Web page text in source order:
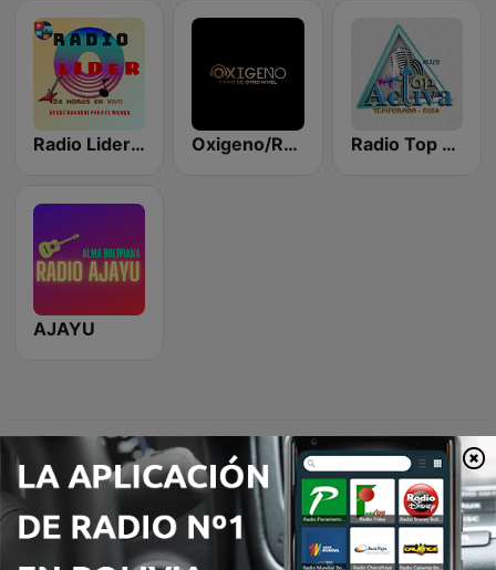
Radio Lider de Huanuni Oxigeno/Radio Radio Top Activa
AJAYU
Emisoras de radio online que nos gustan